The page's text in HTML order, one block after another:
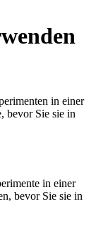
in einer
bevor Sie sie in
in einer
bevor Sie sie in